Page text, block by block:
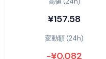
¥157.58
変動額 (24h)
-¥0.082